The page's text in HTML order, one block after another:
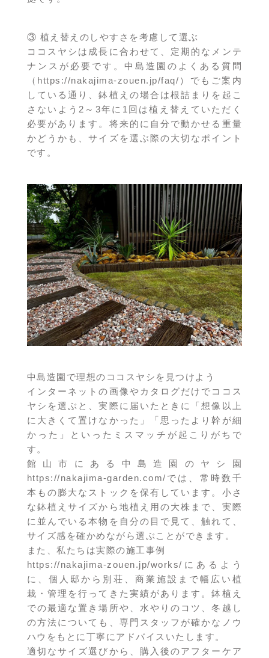
③ 植え替えのしやすさを考慮して選ぶ
ココスヤシは成長に合わせて、定期的なメンテ
ナンスが必要です。中島造園のよくある質問
（ https://nakajima-zouen.jp/faq/ ）でもご案内
している通り、鉢植えの場合は根詰まりを起こ
さないよう2～3年に1回は植え替えていただく
必要があります。将来的に自分で動かせる重量
かどうかも、サイズを選ぶ際の大切なポイント
です。
中島造園で理想のココスヤシを見つけよう
インターネットの画像やカタログだけでココス
ヤシを選ぶと、実際に届いたときに「想像以上
に大きくて置けなかった」「思ったより幹が細
かった」といったミスマッチが起こりがちで
す。
館山市にある中島造園のヤシ園
https://nakajima-garden.com/ では、常時数千
本もの膨大なストックを保有しています。小さ
な鉢植えサイズから地植え用の大株まで、実際
に並んでいる本物を自分の目で見て、触れて、
サイズ感を確かめながら選ぶことができます。
また、私たちは実際の施工事例
https://nakajima-zouen.jp/works/ にあるよう
に、個人邸から別荘、商業施設まで幅広い植
栽・管理を行ってきた実績があります。鉢植え
での最適な置き場所や、水やりのコツ、冬越し
の方法についても、専門スタッフが確かなノウ
ハウをもとに丁寧にアドバイスいたします。
適切なサイズ選びから、購入後のアフターケア